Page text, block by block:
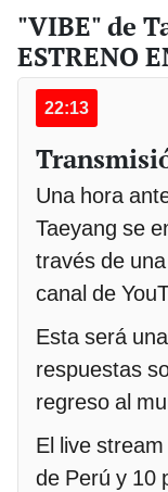
"VIBE" de
ESTRENO
22:13
Una hora
Taeyang se
través de
canal de
Esta será
respuestas
regreso al
El live
de Perú y 10